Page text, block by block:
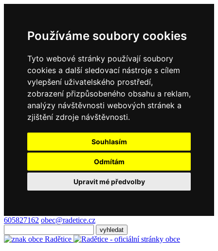
Používáme soubory cookies
Tyto webové stránky používají soubory
cookies a další sledovací nástroje s cílem
vylepšení uživatelského prostředí,
zobrazení přizpůsobeného obsahu a reklam,
analýzy návštěvnosti webových stránek a
zjištění zdroje návštěvnosti.
Souhlasím
Odmítám
Upravit mé předvolby
605827162 obec@radetice.cz